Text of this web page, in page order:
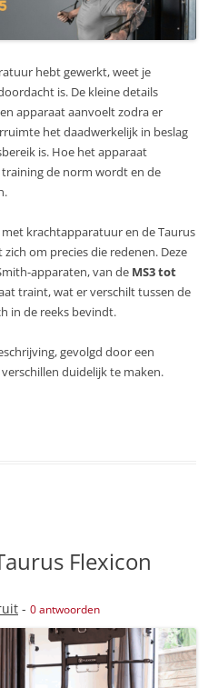
hebt gewerkt, weet je
is. De kleine details
apparaat aanvoelt zodra er
het daadwerkelijk in beslag
is. Hoe het apparaat
de norm wordt en de
krachtapparatuur en de Taurus
om precies die redenen. Deze
apparaten, van de MS3 tot
traint, wat er verschilt tussen de
in de reeks bevindt.
gevolgd door een
duidelijk te maken.
Flexicon
- 0 antwoorden